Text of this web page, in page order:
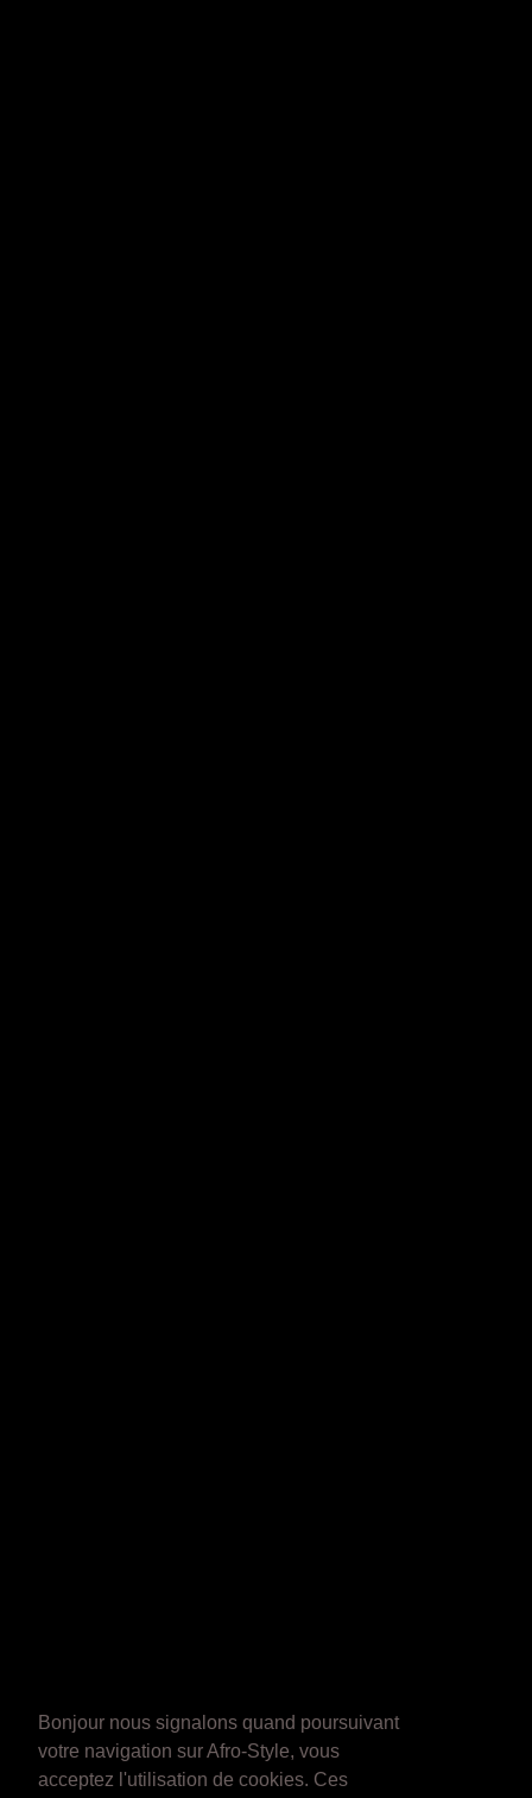
Bonjour nous signalons quand poursuivant
votre navigation sur Afro-Style, vous
acceptez l'utilisation de cookies. Ces